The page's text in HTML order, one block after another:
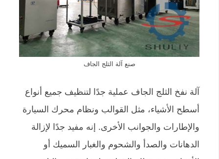
صنع آلة الثلج الجاف
آلة نفخ الثلج الجاف عملية جدًا لتنظيف جميع أنواع
أسطح الأشياء، مثل القوالب ونظام محرك السيارة
والإطارات والجوانب الأخرى. إنه مفيد جدًا لإزالة
الدهانات والصدأ والشحوم والغبار السميك أو